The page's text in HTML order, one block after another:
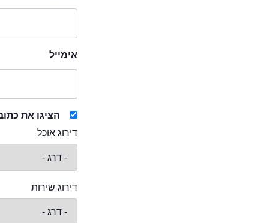
אימייל
הציגו את
דירוג אוכל
דירוג שירות